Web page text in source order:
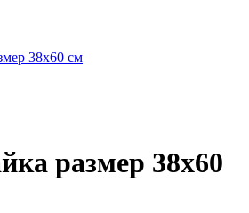
38x60 см
размер 38x60